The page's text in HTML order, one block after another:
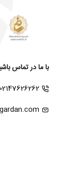
با ما در تماس
02147626262